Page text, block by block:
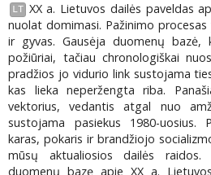
LT XX a. Lietuvos dailės paveldas
nuolat domimasi. Pažinimo
ir gyvas. Gausėja duomenų bazė,
požiūriai, tačiau chronologiškai
pradžios jo vidurio link sustojama
kas lieka neperžengta riba.
vektorius, vedantis atgal nuo
sustojama pasiekus 1980-uosius.
karas, pokaris ir brandžiojo
mūsų aktualiosios dailės
duomenų bazę apie XX a.